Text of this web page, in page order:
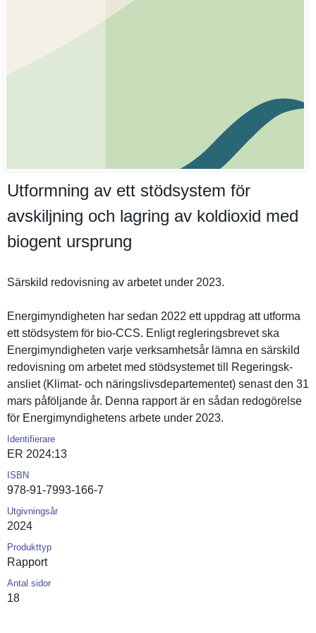
Utformning av ett stödsystem för
avskiljning och lagring av koldioxid med
biogent ursprung
Särskild redovisnin­g av arbetet under 2023.
Energimynd­igheten har sedan 2022 ett uppdrag att utforma
ett stödsystem för bio-CCS. Enligt reglerings­brevet ska
Energimynd­igheten varje verksamhet­sår lämna en särskild
redovisnin­g om arbetet med stödsystem­et till Regeringsk­
ansliet (Klimat- och näringsliv­sdeparteme­ntet) senast den 31
mars påföljande år. Denna rapport är en sådan redogörels­e
för Energimynd­ighetens arbete under 2023.
Identifierare
ER 2024:13
ISBN
978-91-7993-166-7
Utgivningsår
2024
Produkttyp
Rapport
Antal sidor
18